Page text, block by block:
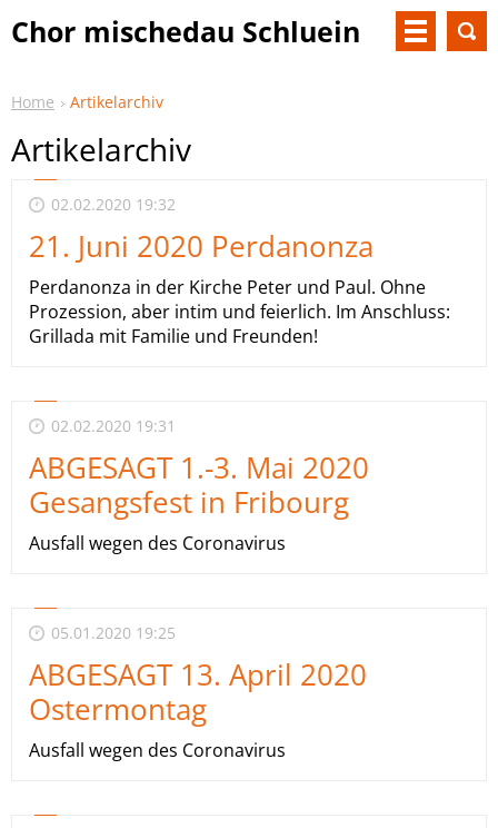
Chor mischedau Schluein
Home Artikelarchiv
Artikelarchiv
02.02.2020 19:32
21. Juni 2020 Perdanonza
Perdanonza in der Kirche Peter und Paul. Ohne
Prozession, aber intim und feierlich. Im Anschluss:
Grillada mit Familie und Freunden!
02.02.2020 19:31
ABGESAGT 1.-3. Mai 2020
Gesangsfest in Fribourg
Ausfall wegen des Coronavirus
05.01.2020 19:25
ABGESAGT 13. April 2020
Ostermontag
Ausfall wegen des Coronavirus